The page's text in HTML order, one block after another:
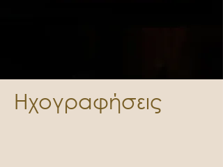
Ηχογραφήσεις